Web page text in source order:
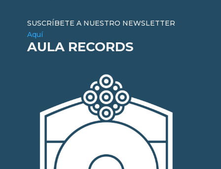
SUSCRÍBETE A NUESTRO NEWSLETTER
Aquí
AULA RECORDS